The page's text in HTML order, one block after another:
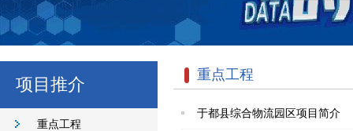
项目推介
重点工程
重点工程
于都县综合物流园区项目简介